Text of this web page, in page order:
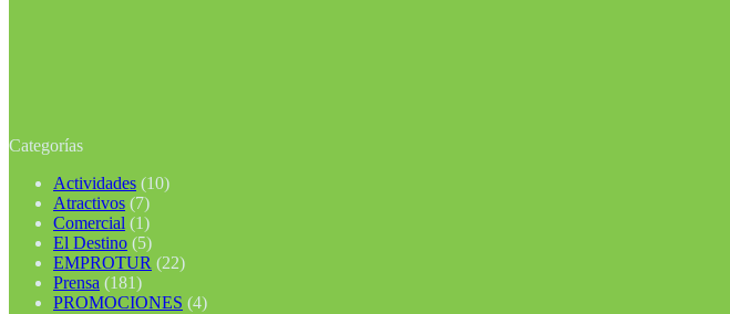
Categorías
Actividades (10)
Atractivos (7)
Comercial (1)
El Destino (5)
EMPROTUR (22)
Prensa (181)
PROMOCIONES (4)